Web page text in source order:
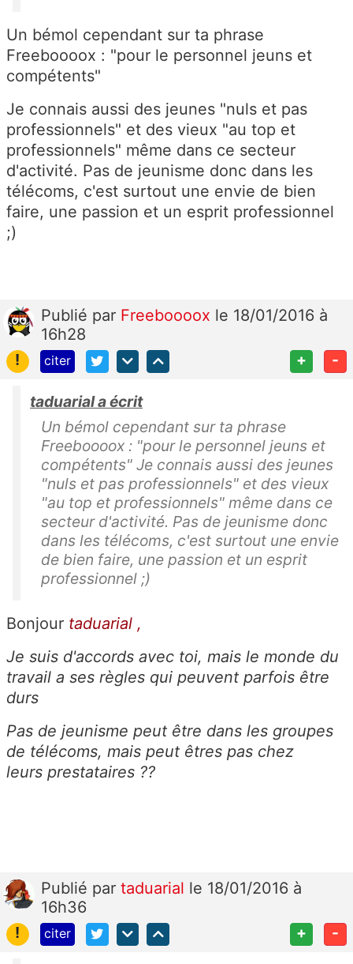
Un bémol cependant sur ta phrase
Freeboooox : "pour le personnel jeuns et
compétents"
Je connais aussi des jeunes "nuls et pas
professionnels" et des vieux "au top et
professionnels" même dans ce secteur
d'activité. Pas de jeunisme donc dans les
télécoms, c'est surtout une envie de bien
faire, une passion et un esprit professionnel
;)
Publié par Freeboooox le 18/01/2016 à
16h28
!
citer + -
taduarial a écrit
Un bémol cependant sur ta phrase
Freeboooox : "pour le personnel jeuns et
compétents" Je connais aussi des jeunes
"nuls et pas professionnels" et des vieux
"au top et professionnels" même dans ce
secteur d'activité. Pas de jeunisme donc
dans les télécoms, c'est surtout une envie
de bien faire, une passion et un esprit
professionnel ;)
Bonjour taduarial ,
Je suis d'accords avec toi, mais le monde du
travail a ses règles qui peuvent parfois être
durs
Pas de jeunisme peut être dans les groupes
de télécoms, mais peut êtres pas chez
leurs prestataires ??
Publié par taduarial le 18/01/2016 à
16h36
!
citer + -